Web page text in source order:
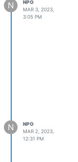
N
NPO
MAR 3, 2023,
3:05 PM
N
NPO
MAR 2, 2023,
12:31 PM